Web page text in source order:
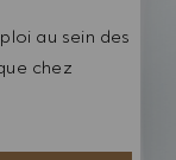
au sein des
chez